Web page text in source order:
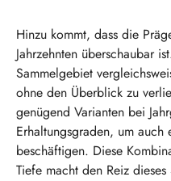
Hinzu kommt, dass die
Jahrzehnten überschaubar
Sammelgebiet
ohne den Überblick zu
genügend Varianten bei
Erhaltungsgraden, um auch
beschäftigen. Diese
Tiefe macht den Reiz